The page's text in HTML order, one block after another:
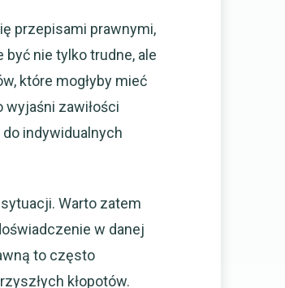
przepisami prawnymi,
nie tylko trudne, ale
które mogłyby mieć
zawiłości
indywidualnych
Warto zatem
w danej
to często
kłopotów.